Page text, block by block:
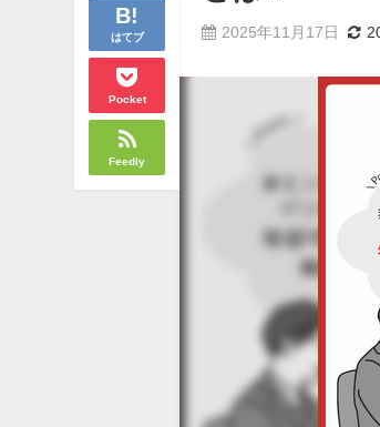
はてブ
Pocket
Feedly
2025年11月17日